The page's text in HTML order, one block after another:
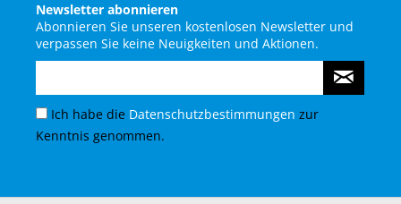
Newsletter abonnieren
Abonnieren Sie unseren kostenlosen Newsletter und
verpassen Sie keine Neuigkeiten und Aktionen.
Ich habe die Datenschutzbestimmungen zur
Kenntnis genommen.